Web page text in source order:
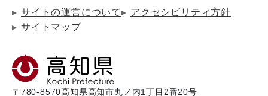
サイトの運営について
アクセシビリティ方針
サイトマップ
〒780-8570高知県高知市丸ノ内1丁目2番20号